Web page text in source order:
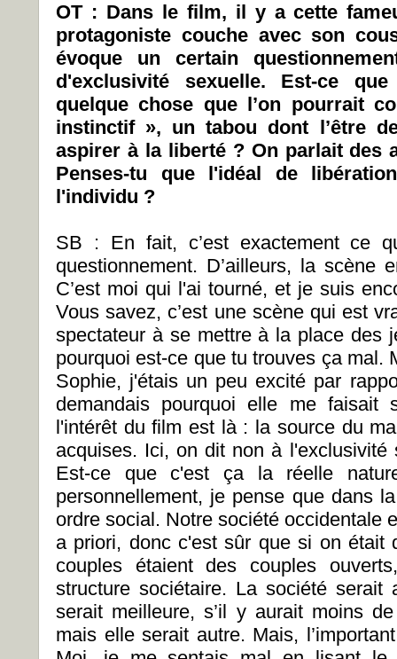
OT : Dans le film, il y a cette
protagoniste couche avec son
évoque un certain
d'exclusivité sexuelle. Est-ce
quelque chose que l’on pourrait
instinctif », un tabou dont l’être
aspirer à la liberté ? On parlait des
Penses-tu que l'idéal de
l'individu ?
SB : En fait, c’est exactement ce
questionnement. D’ailleurs, la scène
C’est moi qui l'ai tourné, et je suis
Vous savez, c’est une scène qui est
spectateur à se mettre à la place des
pourquoi est-ce que tu trouves ça mal.
Sophie, j'étais un peu excité par
demandais pourquoi elle me faisait
l'intérêt du film est là : la source du
acquises. Ici, on dit non à
Est-ce que c'est ça la réelle
personnellement, je pense que dans
ordre social. Notre société occidentale
a priori, donc c'est sûr que si on était
couples étaient des couples
structure sociétaire. La société
serait meilleure, s’il y aurait moins
mais elle serait autre. Mais,